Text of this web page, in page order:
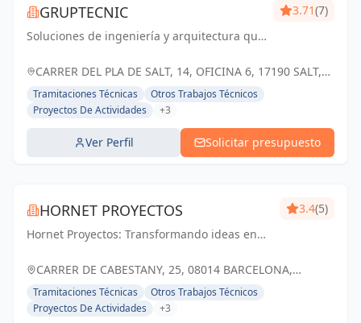
GRUPTECNIC
Soluciones de ingeniería y arquitectura que
compromiso
3.71(7)
CARRER DEL PLA DE SALT, 14, OFICINA 6, 17190 SALT,
ESPAÑA, España
Tramitaciones Técnicas
Otros Trabajos Técnicos
Proyectos De Actividades
+3
Ver Perfil Solicitar presupuesto
HORNET PROYECTOS
Hornet Proyectos: Transformando ideas en
impulsando el crecimiento de nuestros
3.4(5)
CARRER DE CABESTANY, 25, 08014 BARCELONA,
ESPAÑA, España
Tramitaciones Técnicas
Otros Trabajos Técnicos
Proyectos De Actividades
+3